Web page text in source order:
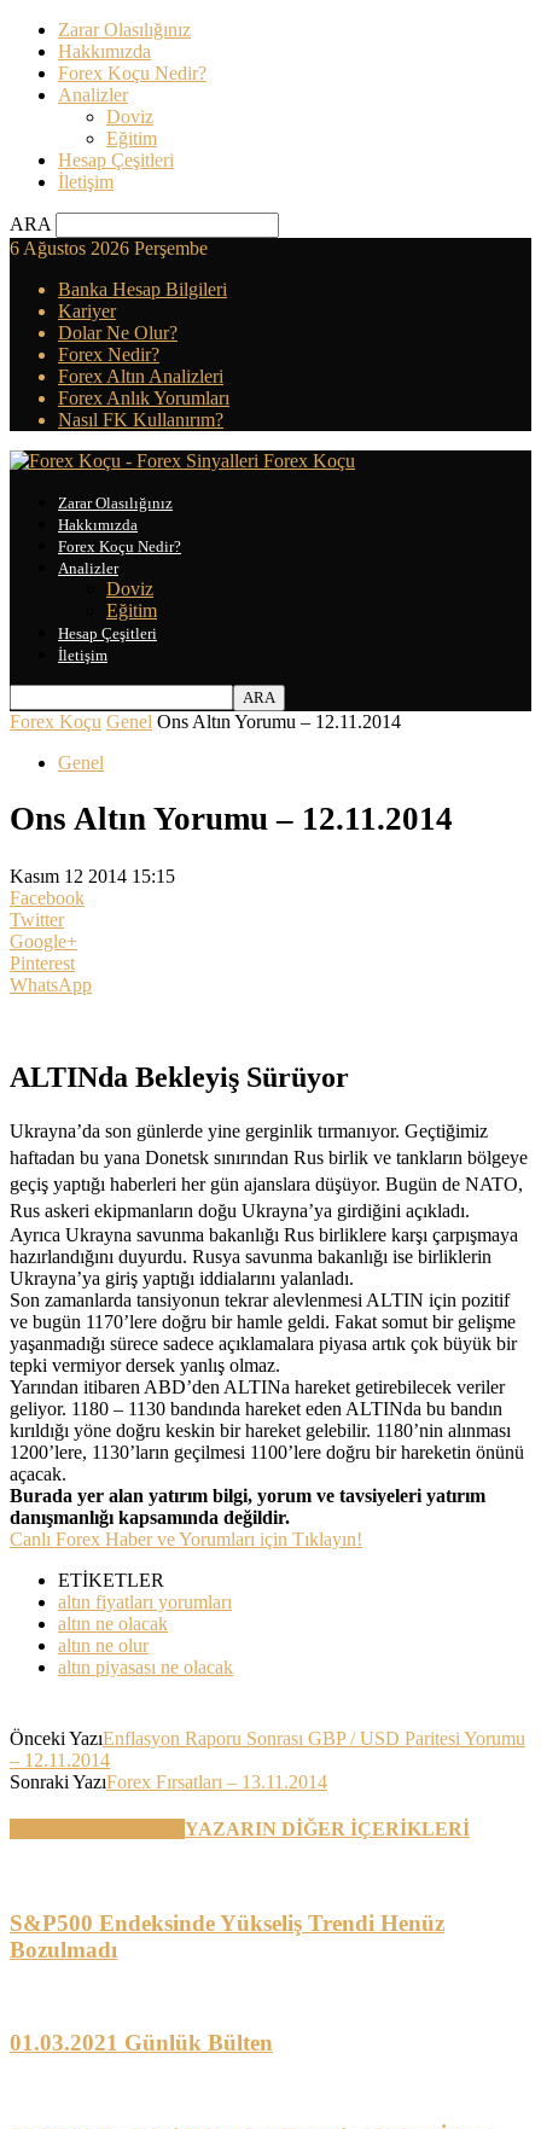
Zarar Olasılığınız
Hakkımızda
Forex Koçu Nedir?
Analizler
Doviz
Eğitim
Hesap Çeşitleri
İletişim
ARA
6 Ağustos 2026 Perşembe
Banka Hesap Bilgileri
Kariyer
Dolar Ne Olur?
Forex Nedir?
Forex Altın Analizleri
Forex Anlık Yorumları
Nasıl FK Kullanırım?
Forex Koçu
Zarar Olasılığınız
Hakkımızda
Forex Koçu Nedir?
Analizler
Doviz
Eğitim
Hesap Çeşitleri
İletişim
Forex Koçu Genel Ons Altın Yorumu – 12.11.2014
Genel
Ons Altın Yorumu – 12.11.2014
Kasım 12 2014 15:15
Facebook
Twitter
Google+
Pinterest
WhatsApp
ALTINda Bekleyiş Sürüyor
Ukrayna’da son günlerde yine gerginlik tırmanıyor. Geçtiğimiz
haftadan bu yana Donetsk sınırından Rus birlik ve tankların bölgeye
geçiş yaptığı haberleri her gün ajanslara düşüyor. Bugün de NATO,
Rus askeri ekipmanların doğu Ukrayna’ya girdiğini açıkladı.
Ayrıca Ukrayna savunma bakanlığı Rus birliklere karşı çarpışmaya
hazırlandığını duyurdu. Rusya savunma bakanlığı ise birliklerin
Ukrayna’ya giriş yaptığı iddialarını yalanladı.
Son zamanlarda tansiyonun tekrar alevlenmesi ALTIN için pozitif
ve bugün 1170’lere doğru bir hamle geldi. Fakat somut bir gelişme
yaşanmadığı sürece sadece açıklamalara piyasa artık çok büyük bir
tepki vermiyor dersek yanlış olmaz.
Yarından itibaren ABD’den ALTINa hareket getirebilecek veriler
geliyor. 1180 – 1130 bandında hareket eden ALTINda bu bandın
kırıldığı yöne doğru keskin bir hareket gelebilir. 1180’nin alınması
1200’lere, 1130’ların geçilmesi 1100’lere doğru bir hareketin önünü
açacak.
Burada yer alan yatırım bilgi, yorum ve tavsiyeleri yatırım
danışmanlığı kapsamında değildir.
Canlı Forex Haber ve Yorumları için Tıklayın!
ETİKETLER
altın fiyatları yorumları
altın ne olacak
altın ne olur
altın piyasası ne olacak
Önceki YazıEnflasyon Raporu Sonrası GBP / USD Paritesi Yorumu
– 12.11.2014
Sonraki YazıForex Fırsatları – 13.11.2014
YAZARIN DİĞER İÇERİKLERİ
S&P500 Endeksinde Yükseliş Trendi Henüz
Bozulmadı
01.03.2021 Günlük Bülten